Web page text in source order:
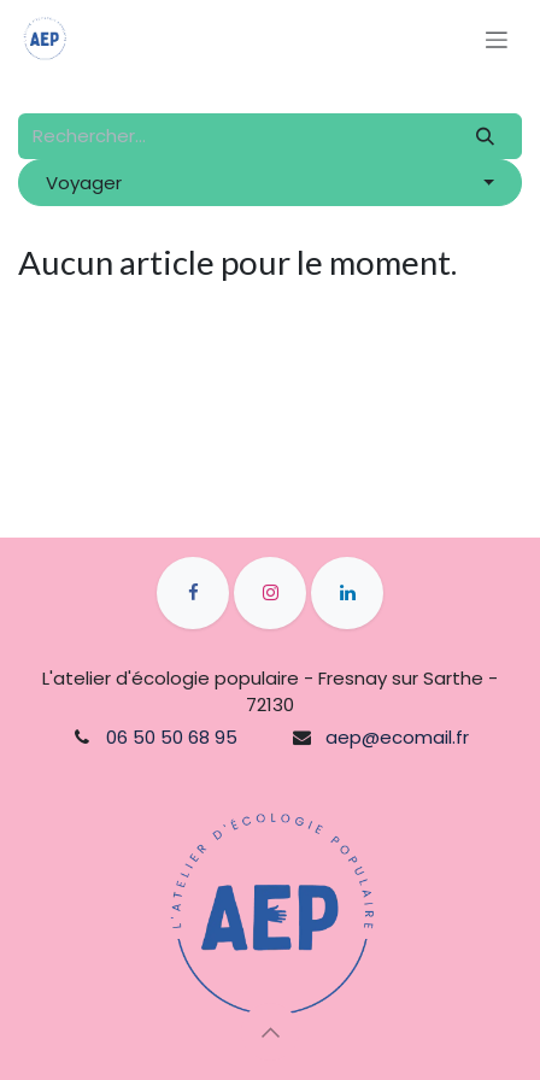
Se rendre au contenu
Voyager
Aucun article pour le moment.
L'atelier d'écologie populaire - Fresnay sur Sarthe -
72130
06 50 50 68 95
aep@ecomail.fr